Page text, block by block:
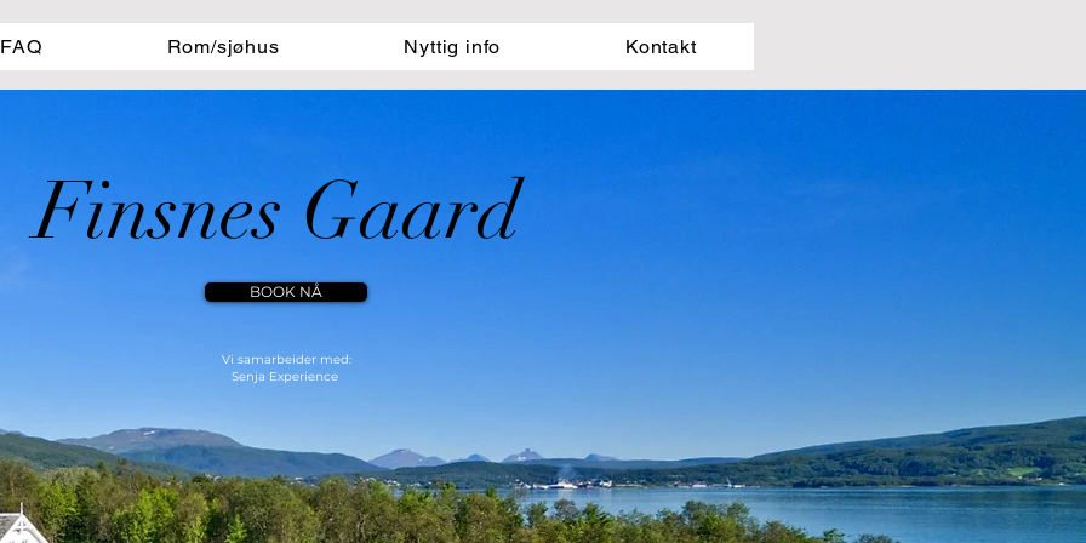
FAQ Rom/sjøhus Nyttig info Kontakt
Finsnes Gaard
BOOK NÅ
​​​Vi samarbeider med:
Senja Experience